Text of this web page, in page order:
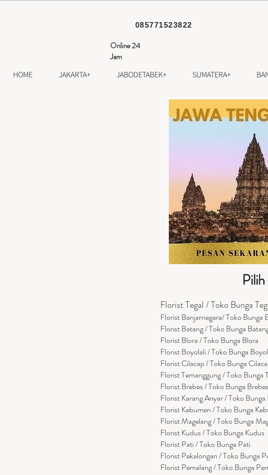
085771523822
Online 24
Jam
HOME JAKARTA+ JABODETABEK+ SUMATERA+
Florist Tegal / Toko Bunga
Florist Banjarnegara/ Toko Bunga
Florist Batang / Toko Bunga
Florist Blora / Toko Bunga Blora
Florist Boyolali / Toko Bunga
Florist Cilacap / Toko Bunga
Florist Temanggung / Toko Bunga
Florist Brebes / Toko Bunga Brebes
Florist Karang Anyar / Toko
Florist Kebumen / Toko Bunga
Florist Magelang / Toko Bunga
Florist Kudus / Toko Bunga Kudus
Florist Pati / Toko Bunga Pati
Florist Pekalongan / Toko Bunga
Florist Pemalang / Toko Bunga